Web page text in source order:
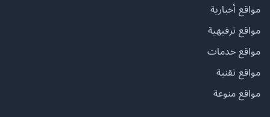
مواقع أخبارية
مواقع ترفيهية
مواقع خدمات
مواقع تقنية
مواقع منوعة